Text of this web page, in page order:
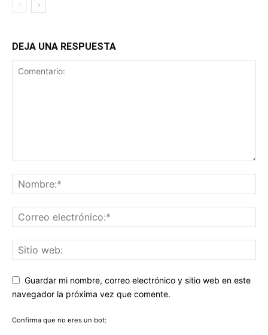
DEJA UNA RESPUESTA
Guardar mi nombre, correo electrónico y sitio web en este
navegador la próxima vez que comente.
Confirma que no eres un bot: